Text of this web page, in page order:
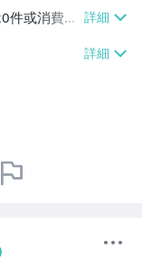
件或消費滿